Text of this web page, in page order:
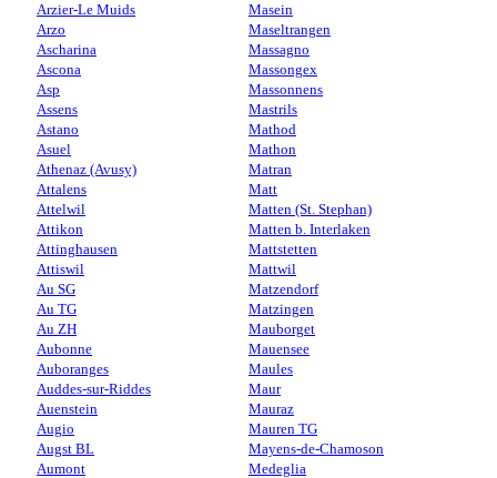
Arzier-Le Muids
Arzo
Ascharina
Ascona
Asp
Assens
Astano
Asuel
Athenaz (Avusy)
Attalens
Attelwil
Attikon
Attinghausen
Attiswil
Au SG
Au TG
Au ZH
Aubonne
Auboranges
Auddes-sur-Riddes
Auenstein
Augio
Augst BL
Aumont
Masein
Maseltrangen
Massagno
Massongex
Massonnens
Mastrils
Mathod
Mathon
Matran
Matt
Matten (St. Stephan)
Matten b. Interlaken
Mattstetten
Mattwil
Matzendorf
Matzingen
Mauborget
Mauensee
Maules
Maur
Mauraz
Mauren TG
Mayens-de-Chamoson
Medeglia